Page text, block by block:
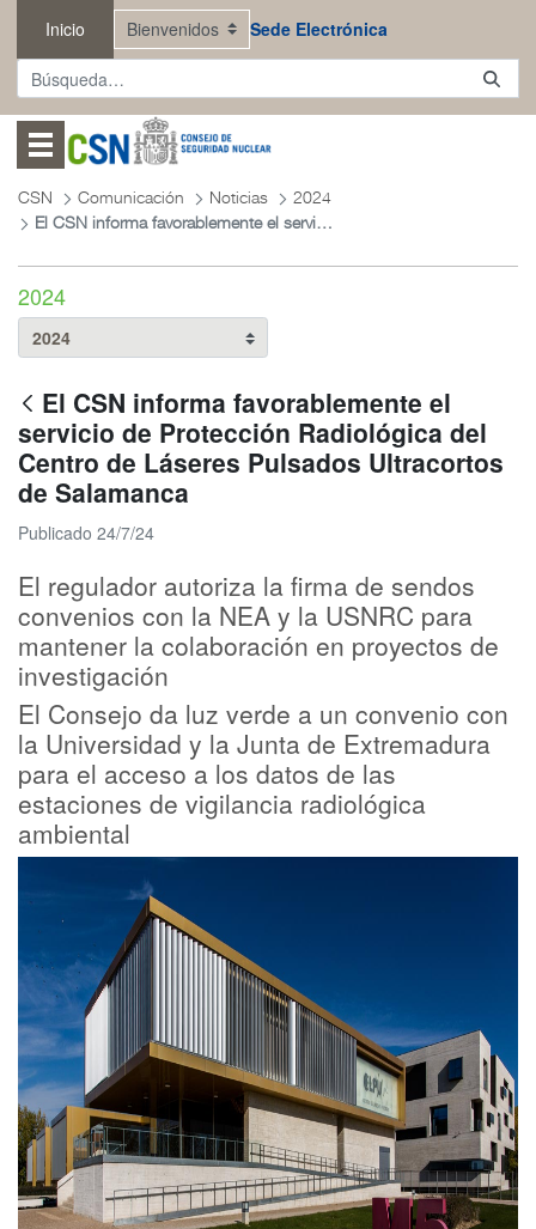
Saltar al contenido principal
Inicio Sede Electrónica
Abrir menú
CSN Comunicación Noticias
2024
El CSN informa favorablemente el servicio de Protección Radiológica del Centro de Láseres Pulsados Ultracortos de Salamanca
2024
El CSN informa favorablemente el
servicio de Protección Radiológica del
Centro de Láseres Pulsados Ultracortos
de Salamanca
Publicado 24/7/24
El regulador autoriza la firma de sendos
convenios con la NEA y la USNRC para
mantener la colaboración en proyectos de
investigación
El Consejo da luz verde a un convenio con
la Universidad y la Junta de Extremadura
para el acceso a los datos de las
estaciones de vigilancia radiológica
ambiental